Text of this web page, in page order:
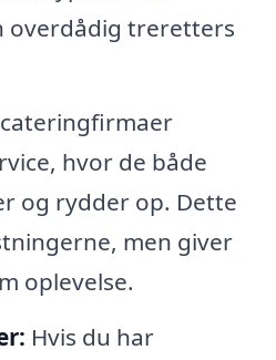
overdådig treretters
hvor de både
og rydder op. Dette
men giver
oplevelse.
Hvis du har